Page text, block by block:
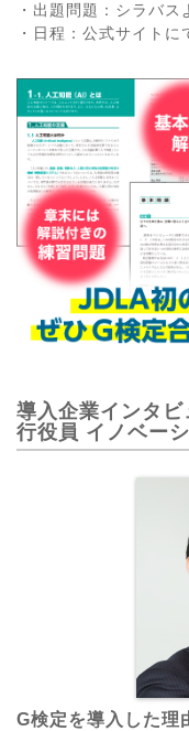
・出題問題：シラバス
・日程：公式サイトに
導入企業インタ
行役員 イノベー
G検定を導入した理